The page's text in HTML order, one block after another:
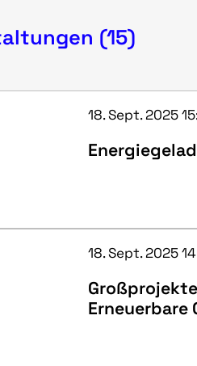
(15)
18. Sept. 2025
18. Sept. 2025
Erneuerbare